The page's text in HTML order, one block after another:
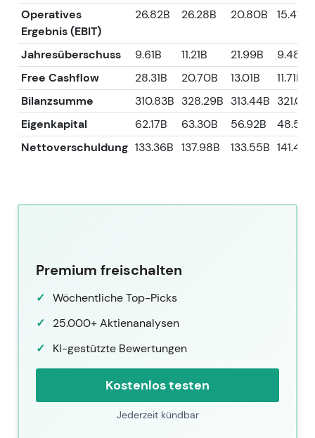
Operatives
Ergebnis (EBIT)
26.82B 26.28B 20.80B 15.41B
Jahresüberschuss 9.61B 11.21B 21.99B
9.48B
Free Cashflow
28.31B 20.70B 13.01B
11.71B
Bilanzsumme
310.83B 328.29B 313.44B 321.03B
Eigenkapital
62.17B 63.30B 56.92B
48.56B
Nettoverschuldung 133.36B 137.98B 133.55B 141.40B
Premium freischalten
Wöchentliche Top-Picks
25.000+ Aktienanalysen
KI-gestützte Bewertungen
Kostenlos testen
Jederzeit kündbar